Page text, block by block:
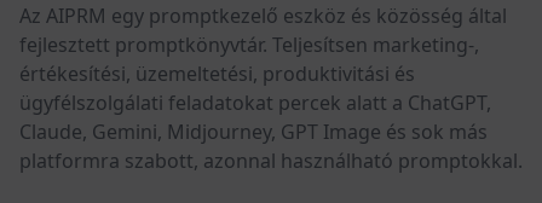
Az AIPRM egy promptkezelő eszköz és közösség által
fejlesztett promptkönyvtár. Teljesítsen marketing-,
értékesítési, üzemeltetési, produktivitási és
ügyfélszolgálati feladatokat percek alatt a ChatGPT,
Claude, Gemini, Midjourney, GPT Image és sok más
platformra szabott, azonnal használható promptokkal.